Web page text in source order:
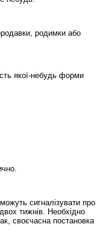
родимки або
якої-небудь форми
сигналізувати про
тижнів. Необхідно
своєчасна постановка